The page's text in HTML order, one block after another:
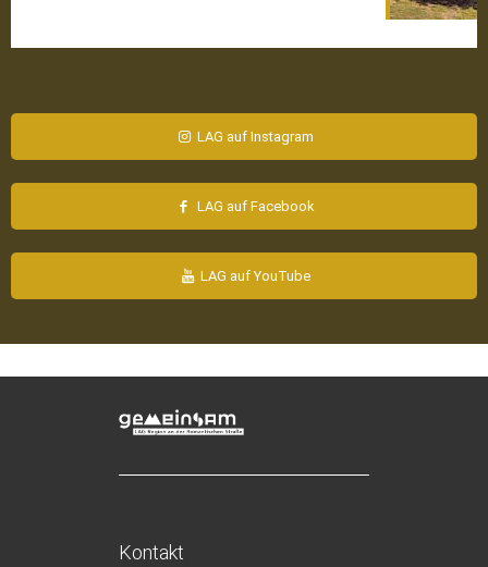
LAG auf Instagram
LAG auf Facebook
LAG auf YouTube
Kontakt